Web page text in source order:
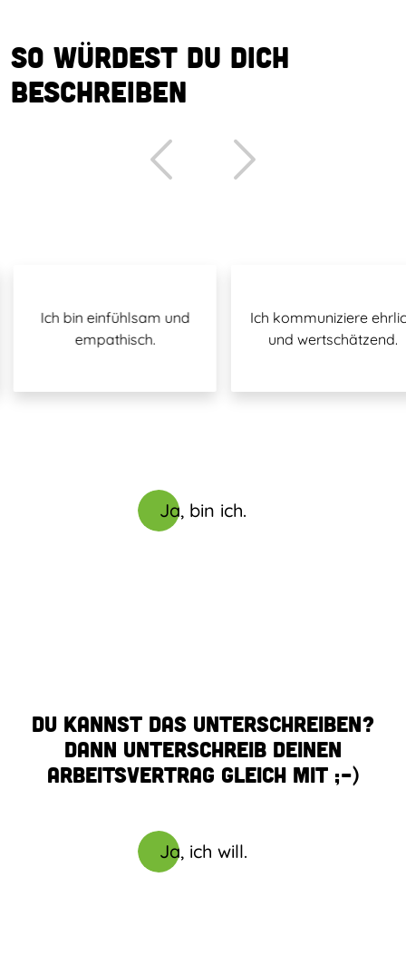
So würdest du dich
beschreiben
Ich bin einfühlsam und
empathisch.
Ich kommuniziere ehrlich
und wertschätzend.
Ja, bin ich.
Du kannst das unterschreiben?
Dann unterschreib deinen
Arbeitsvertrag gleich mit ;-)
Ja, ich will.